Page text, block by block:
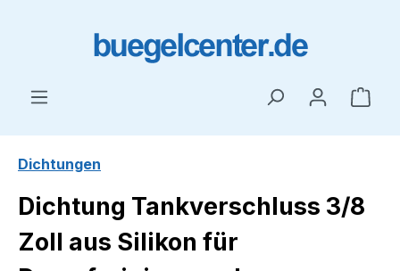
Dichtungen
Dichtung Tankverschluss 3/8
Zoll aus Silikon für